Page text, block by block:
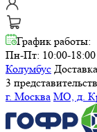
График работы:
Пн-Пт: 10:00-18:00
Колумбус
3
г. Москва МО, д.